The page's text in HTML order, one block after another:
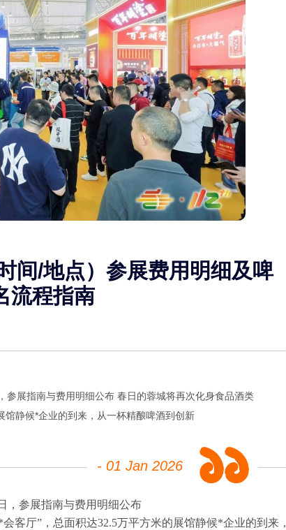
间/地点）参展费用明细及啤
流程指南
展指南与费用明细公布 春日的蓉城将再次化身食品酒类
馆静候*企业的到来，从一杯精酿啤酒到创新
- 01 Jan 2026
，参展指南与费用明细公布
会客厅”，总面积达32.5万平方米的展馆静候*企业的到来，